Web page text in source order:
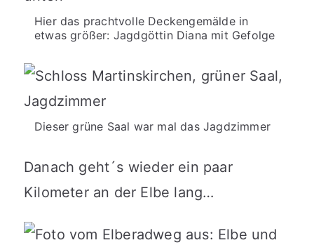
Hier das prachtvolle Deckengemälde in
etwas größer: Jagdgöttin Diana mit Gefolge
Dieser grüne Saal war mal das Jagdzimmer
Danach geht´s wieder ein paar
Kilometer an der Elbe lang…